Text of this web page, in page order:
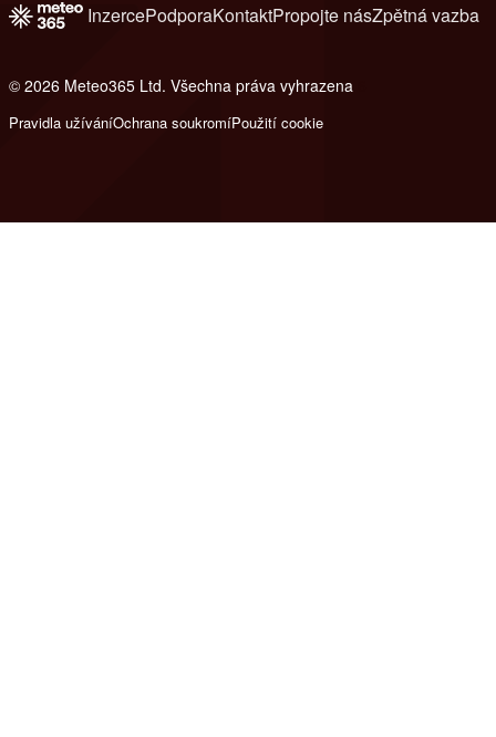
InzercePodporaKontaktPropojte násZpětná vazba
© 2026 Meteo365 Ltd. Všechna práva vyhrazena
Pravidla užíváníOchrana soukromíPoužití cookie